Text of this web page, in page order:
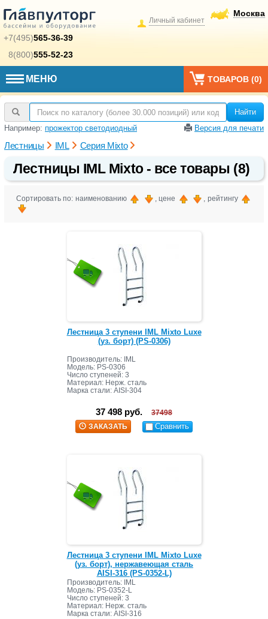
+7(495)565-36-39
8(800)555-52-23
Москва
Личный кабинет
МЕНЮ ТОВАРОВ (0)
Найти
Например: прожектор светодиодный Версия для печати
Лестницы IML Серия Mixto
Лестницы IML Mixto - все товары (8)
Сортировать по: наименованию , цене , рейтингу
Лестница 3 ступени IML Mixto Luxe
(уз. борт) (PS-0306)
Производитель: IML
Модель: PS-0306
Число ступеней: 3
Материал: Нерж. сталь
Марка стали: AISI-304
37 498 руб.
37498
ЗАКАЗАТЬ
Сравнить
Лестница 3 ступени IML Mixto Luxe
(уз. борт), нержавеющая сталь
AISI-316 (PS-0352-L)
Производитель: IML
Модель: PS-0352-L
Число ступеней: 3
Материал: Нерж. сталь
Марка стали: AISI-316